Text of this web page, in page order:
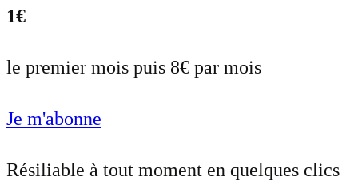
1€
le premier mois puis 8€ par mois
Je m'abonne
Résiliable à tout moment en quelques clics